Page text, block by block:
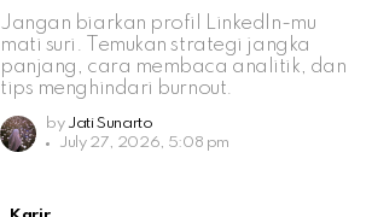
Jangan biarkan profil LinkedIn-mu
mati suri. Temukan strategi jangka
panjang, cara membaca analitik, dan
tips menghindari burnout.
by Jati Sunarto
July 27, 2026, 5:08 pm